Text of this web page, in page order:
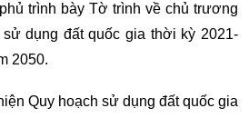
trình bày Tờ trình về chủ trương
dụng đất quốc gia thời kỳ 2021-
2050.
Quy hoạch sử dụng đất quốc gia